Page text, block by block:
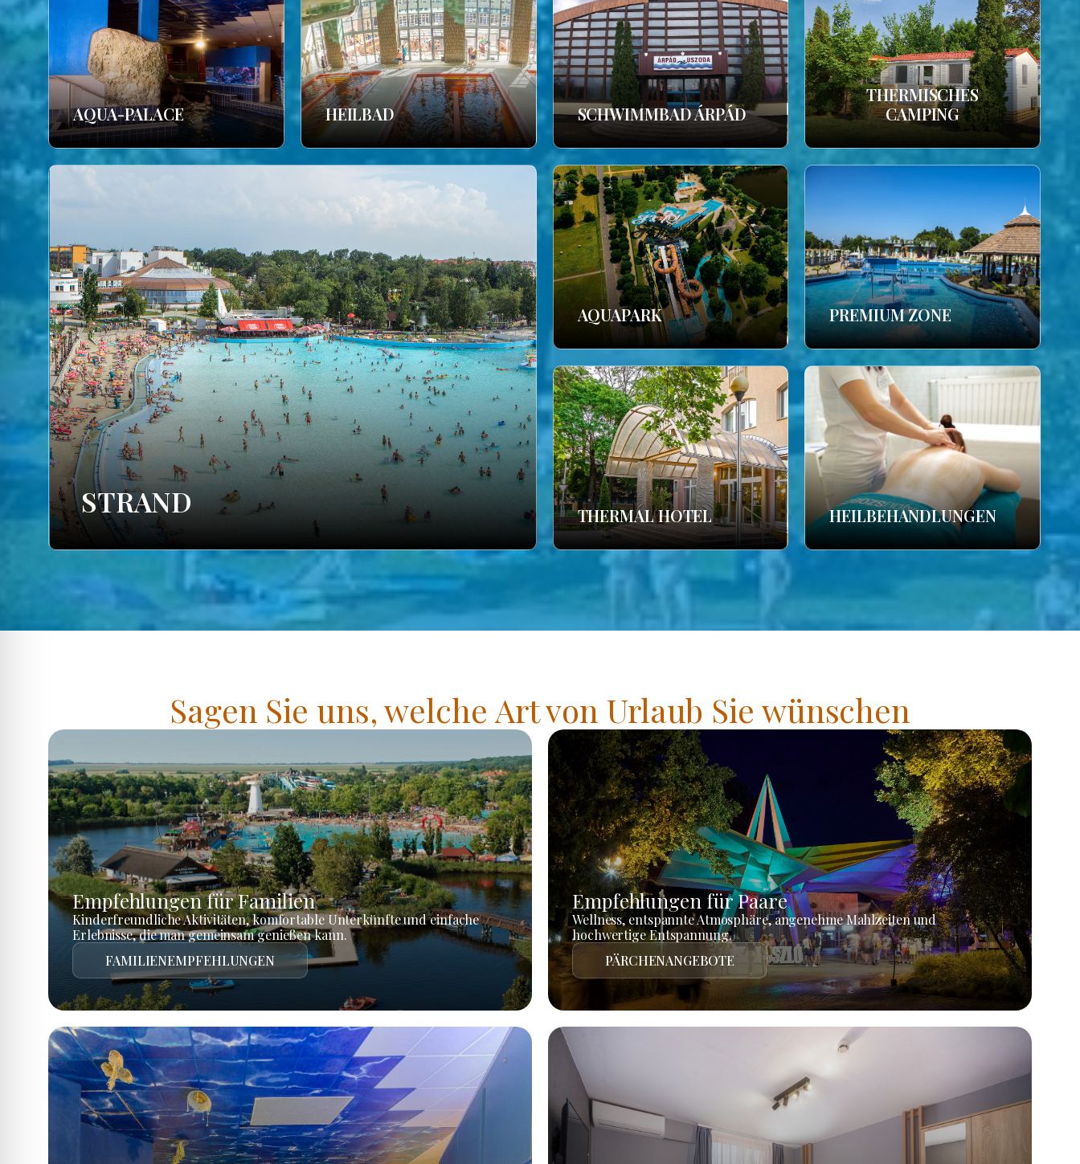
AQUA-PALACE HEILBAD SCHWIMMBAD ÁRPÁD
THERMISCHES
CAMPING
STRAND
AQUAPARK PREMIUM ZONE
THERMAL HOTEL HEILBEHANDLUNGEN
Sagen Sie uns, welche Art von Urlaub Sie wünschen
Empfehlungen für Familien
Kinderfreundliche Aktivitäten, komfortable Unterkünfte und einfache
Erlebnisse, die man gemeinsam genießen kann.
FAMILIENEMPFEHLUNGEN
Empfehlungen für Paare
Wellness, entspannte Atmosphäre, angenehme Mahlzeiten und
hochwertige Entspannung.
PÄRCHENANGEBOTE